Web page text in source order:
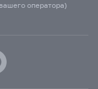
оператора)